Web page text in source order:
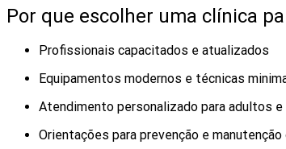
Por que escolher uma clínica
Profissionais capacitados e atualizados
Equipamentos modernos e técnicas
Atendimento personalizado para adultos e
Orientações para prevenção e